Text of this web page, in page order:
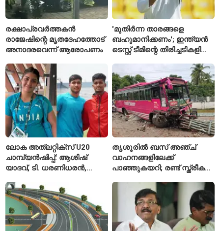
രക്ഷാപ്രവർത്തകൻ
രാജേഷിന്റെ മൃതദേഹത്തോട്
അനാദരവെന്ന് ആരോപണം
'മുതിർന്ന താരങ്ങളെ
ബഹുമാനിക്കണം'; ഇന്ത്യൻ
ടെസ്റ്റ് ടീമിന്റെ തിരിച്ചടികളിൽ
രഹാനെ
ലോക അത്‌ലറ്റിക്സ് U20
ചാമ്പ്യൻഷിപ്പ്: ആശിഷ്
യാദവ്, ടി. ധരണിധരൻ,
ഫൈനലിൽ
തൃശൂരിൽ ബസ് അഞ്ച്
വാഹനങ്ങളിലേക്ക്
പാഞ്ഞുകയറി; രണ്ട് സ്ത്രീകൾ